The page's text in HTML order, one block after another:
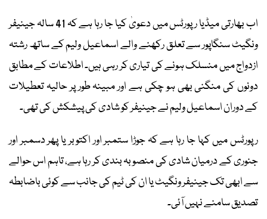
اب بھارتی میڈیا رپورٹس میں دعویٰ کیا جا رہا ہے کہ 41 سالہ جینیفر
ونگیٹ سنگاپور سے تعلق رکھنے والے اسماعیل ولیم کے ساتھ رشتہ
ازدواج میں منسلک ہونے کی تیاری کر رہی ہیں۔ اطلاعات کے مطابق
دونوں کی منگنی بھی ہو چکی ہے اور مبینہ طور پر حالیہ تعطیلات
کے دوران اسماعیل ولیم نے جینیفر کو شادی کی پیشکش کی تھی۔
رپورٹس میں کہا جا رہا ہے کہ جوڑا ستمبر اور اکتوبر یا پھر دسمبر اور
جنوری کے درمیان شادی کی منصوبہ بندی کر رہا ہے، تاہم اس حوالے
سے ابھی تک جینیفر ونگیٹ یا ان کی ٹیم کی جانب سے کوئی باضابطہ
تصدیق سامنے نہیں آئی۔